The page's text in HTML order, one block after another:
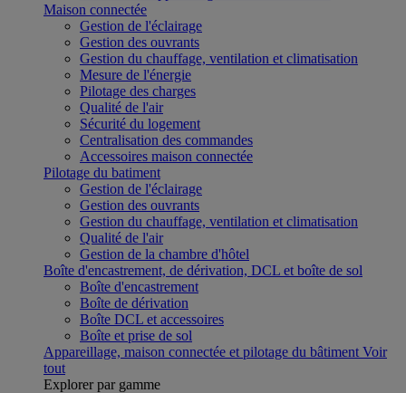
Maison connectée
Gestion de l'éclairage
Gestion des ouvrants
Gestion du chauffage, ventilation et climatisation
Mesure de l'énergie
Pilotage des charges
Qualité de l'air
Sécurité du logement
Centralisation des commandes
Accessoires maison connectée
Pilotage du batiment
Gestion de l'éclairage
Gestion des ouvrants
Gestion du chauffage, ventilation et climatisation
Qualité de l'air
Gestion de la chambre d'hôtel
Boîte d'encastrement, de dérivation, DCL et boîte de sol
Boîte d'encastrement
Boîte de dérivation
Boîte DCL et accessoires
Boîte et prise de sol
Appareillage, maison connectée et pilotage du bâtiment Voir
tout
Explorer par gamme